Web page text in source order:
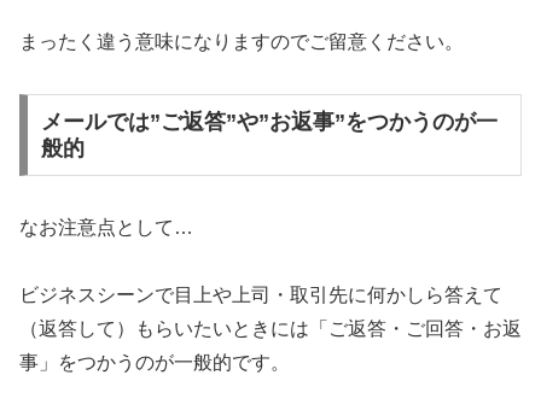
まったく違う意味になりますのでご留意ください。
メールでは”ご返答”や”お返事”をつかうのが一
般的
なお注意点として…
ビジネスシーンで目上や上司・取引先に何かしら答えて
（返答して）もらいたいときには「ご返答・ご回答・お返
事」をつかうのが一般的です。